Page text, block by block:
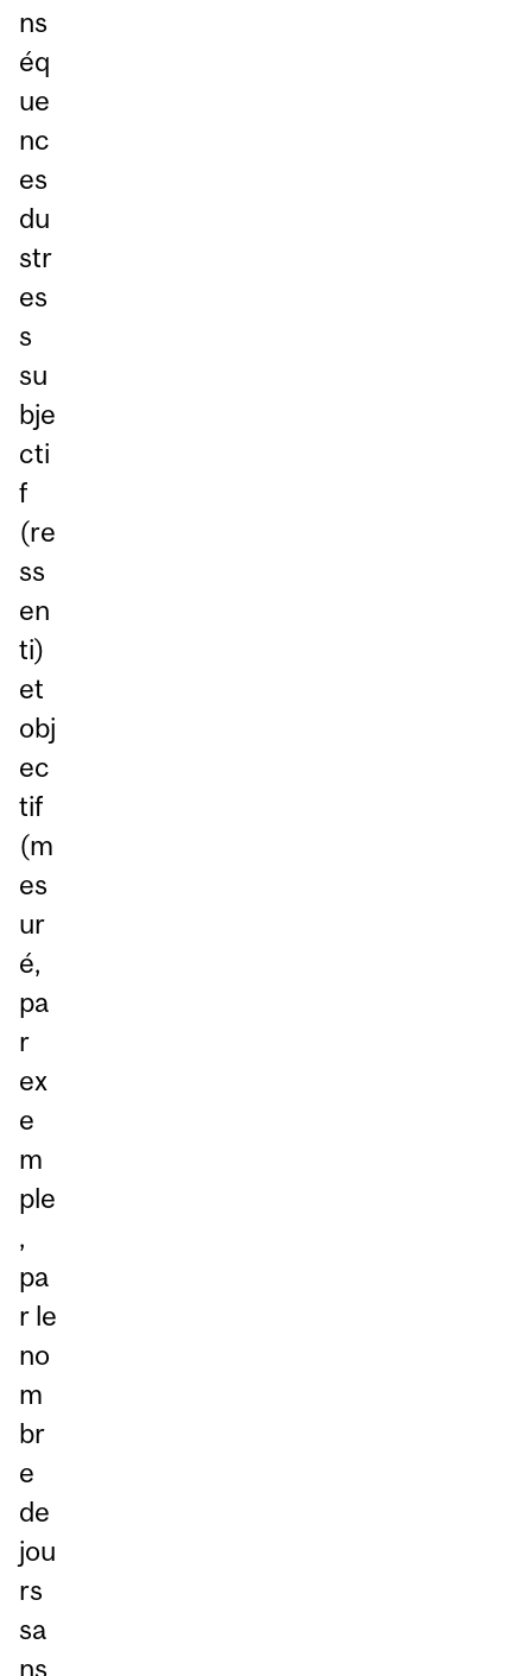
ns
éq
ue
nc
es
du
str
es
s
su
bje
cti
f
(re
ss
en
ti)
et
obj
ec
tif
(m
es
ur
é,
pa
r
ex
e
m
ple
,
pa
r le
no
m
br
e
de
jou
rs
sa
ns